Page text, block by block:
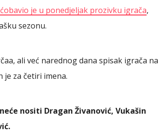
obavio je u ponedjeljak prozivku igrača,
sezonu.
ali već narednog dana spisak igrača na
za četiri imena.
nositi Dragan Živanović, Vukašin